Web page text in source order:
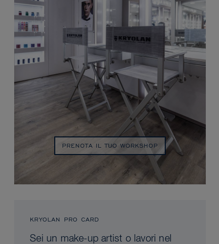
PRENOTA IL TUO WORKSHOP
KRYOLAN PRO CARD
Sei un make-up artist o lavori nel